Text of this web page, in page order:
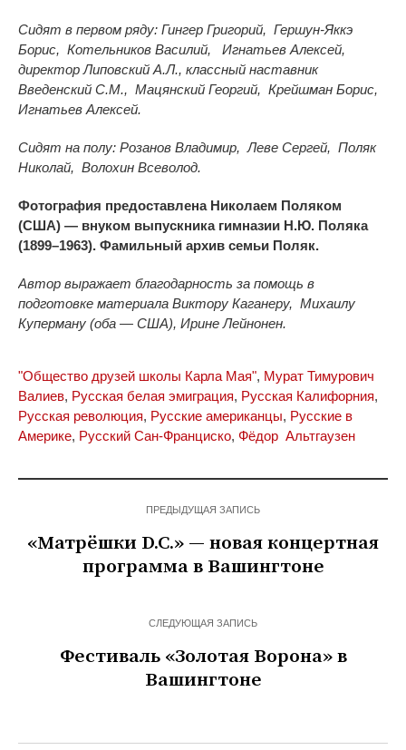
Сидят в первом ряду: Гингер Григорий, Гершун-Яккэ
Борис, Котельников Василий,
Игнатьев Алексей,
директор Липовский А.Л., классный наставник
Введенский С.М., Мацянский Георгий, Крейшман Борис,
Игнатьев Алексей.
Сидят на полу: Розанов Владимир, Леве Сергей, Поляк
Николай, Волохин Всеволод.
Фотография предоставлена Николаем Поляком
(США) — внуком выпускника гимназии Н.Ю. Поляка
(1899–1963). Фамильный архив семьи Поляк.
Автор выражает благодарность за помощь в
подготовке материала Виктору Каганеру, Михаилу
Куперману (оба — США), Ирине Лейнонен.
"Общество друзей школы Карла Мая", Мурат Тимурович
Валиев, Русская белая эмиграция, Русская Калифорния,
Русская революция, Русские американцы, Русские в
Америке, Русский Сан-Франциско, Фёдор Альтгаузен
ПРЕДЫДУЩАЯ ЗАПИСЬ
«Матрёшки D.C.» — новая концертная
программа в Вашингтоне
СЛЕДУЮЩАЯ ЗАПИСЬ
Фестиваль «Золотая Ворона» в
Вашингтоне